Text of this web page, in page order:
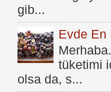
gib...
Evde En
tüketimi
olsa da, s...